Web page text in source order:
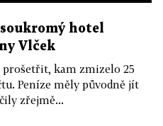
hotel
Vlček
kam zmizelo 25
Peníze měly původně jít
zřejmě...